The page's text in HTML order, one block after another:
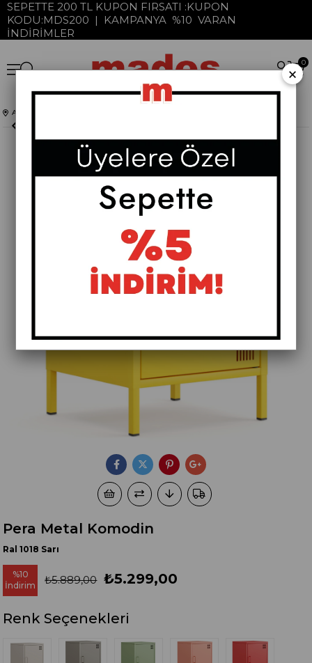
SEPETTE 200 TL KUPON FIRSATI :KUPON
KODU:MDS200 | KAMPANYA %10 VARAN
İNDİRİMLER
0
Anasayfa
Pera Metal Komodin
Ral 1018 Sarı
%10
İndirim
₺5.889,00 ₺5.299,00
Renk Seçenekleri
×